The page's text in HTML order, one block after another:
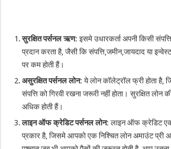
सुरक्षित पर्सनल ऋण: इसमे उधारकर्ता अपनी किसी
प्रदान करता है, जैसी कि संपत्ति,जमीन,जायदाद या
पर कम होती हैं।
असुरक्षित पर्सनल लोन: ये लोन कॉलेट्रॉल फ्री होता है,
संपत्ति को गिरवी रखना जरूरी नहीं होता। सुरक्षित लोन
अधिक होती हैं।
लाइन ऑफ क्रेडिट पर्सनल लोन: लाइन ऑफ क्रेडिट
प्रकार है, जिसमे आपको एक निश्चित लोन अमाउंट प्री